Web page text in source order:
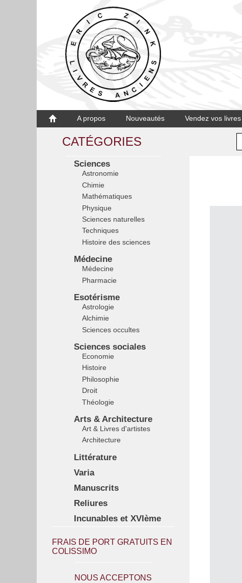
A propos Nouveautés Vendez vos livres
CATÉGORIES
Sciences
Astronomie
Chimie
Mathématiques
Physique
Sciences naturelles
Techniques
Histoire des sciences
Médecine
Médecine
Pharmacie
Esotérisme
Astrologie
Alchimie
Sciences occultes
Sciences sociales
Economie
Histoire
Philosophie
Droit
Théologie
Arts & Architecture
Art & Livres d'artistes
Architecture
Littérature
Varia
Manuscrits
Reliures
Incunables et XVIème
FRAIS DE PORT GRATUITS EN
COLISSIMO
NOUS ACCEPTONS